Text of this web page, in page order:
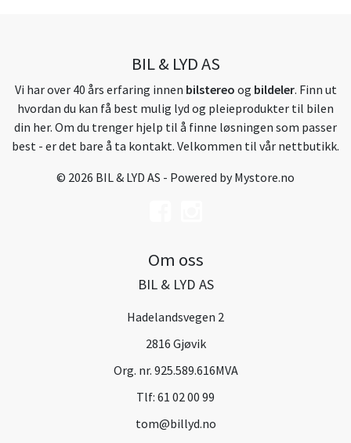
BIL & LYD AS
Vi har over 40 års erfaring innen bilstereo og bildeler. Finn ut
hvordan du kan få best mulig lyd og pleieprodukter til bilen
din her. Om du trenger hjelp til å finne løsningen som passer
best - er det bare å ta kontakt. Velkommen til vår nettbutikk.
© 2026 BIL & LYD AS - Powered byMystore.no
Om oss
BIL & LYD AS
Hadelandsvegen 2
2816 Gjøvik
Org. nr. 925.589.616MVA
Tlf: 61 02 00 99
tom@billyd.no